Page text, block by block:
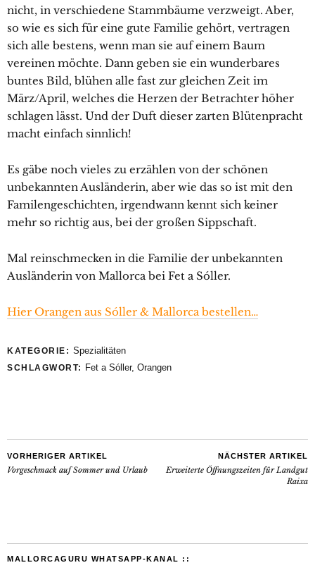
nicht, in verschiedene Stammbäume verzweigt. Aber,
so wie es sich für eine gute Familie gehört, vertragen
sich alle bestens, wenn man sie auf einem Baum
vereinen möchte. Dann geben sie ein wunderbares
buntes Bild, blühen alle fast zur gleichen Zeit im
März/April, welches die Herzen der Betrachter höher
schlagen lässt. Und der Duft dieser zarten Blütenpracht
macht einfach sinnlich!
Es gäbe noch vieles zu erzählen von der schönen
unbekannten Ausländerin, aber wie das so ist mit den
Familengeschichten, irgendwann kennt sich keiner
mehr so richtig aus, bei der großen Sippschaft.
Mal reinschmecken in die Familie der unbekannten
Ausländerin von Mallorca bei Fet a Sóller.
Hier Orangen aus Sóller & Mallorca bestellen…
KATEGORIE: Spezialitäten
SCHLAGWORT: Fet a Sóller, Orangen
VORHERIGER ARTIKEL
Vorgeschmack auf Sommer und Urlaub
NÄCHSTER ARTIKEL
Erweiterte Öffnungszeiten für Landgut
Raixa
MALLORCAGURU WHATSAPP-KANAL ::